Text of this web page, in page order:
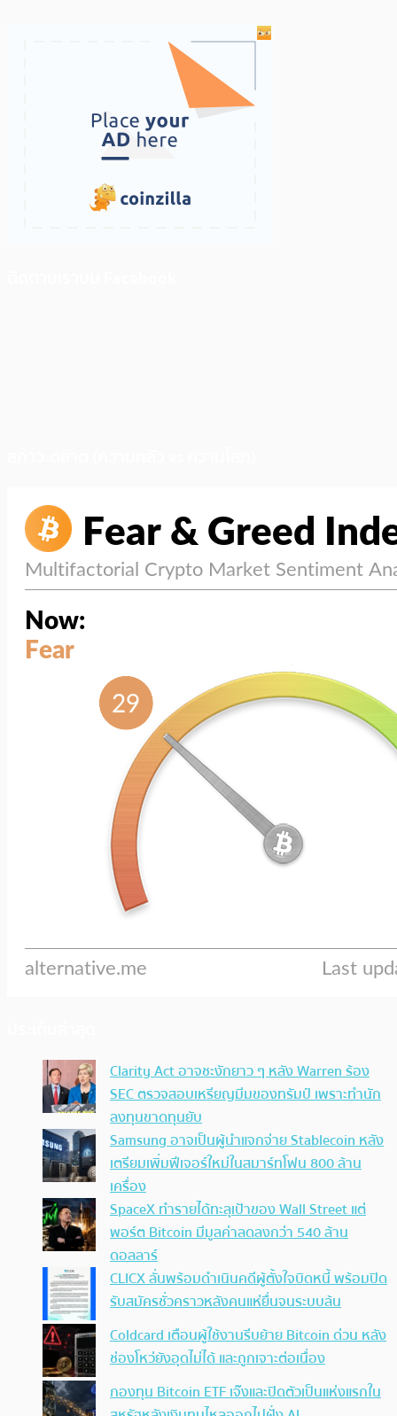
Clarity Act อาจชะงักยาว ๆ หลัง Warren ร้อง
SEC ตรวจสอบเหรียญมีมของทรัมป์ เพราะทำนัก
ลงทุนขาดทุนยับ
Samsung อาจเป็นผู้นำแจกจ่าย Stablecoin หลัง
เตรียมเพิ่มฟีเจอร์ใหม่ในสมาร์ทโฟน 800 ล้าน
เครื่อง
SpaceX ทำรายได้ทะลุเป้าของ Wall Street แต่
พอร์ต Bitcoin มีมูลค่าลดลงกว่า 540 ล้าน
ดอลลาร์
CLICX ลั่นพร้อมดำเนินคดีผู้ตั้งใจบิดหนี้ พร้อมปิด
รับสมัครชั่วคราวหลังคนแห่ยื่นจนระบบล้น
Coldcard เตือนผู้ใช้งานรีบย้าย Bitcoin ด่วน หลัง
ช่องโหว่ยังอุดไม่ได้ และถูกเจาะต่อเนื่อง
กองทุน Bitcoin ETF เจ๊งและปิดตัวเป็นแห่งแรกใน